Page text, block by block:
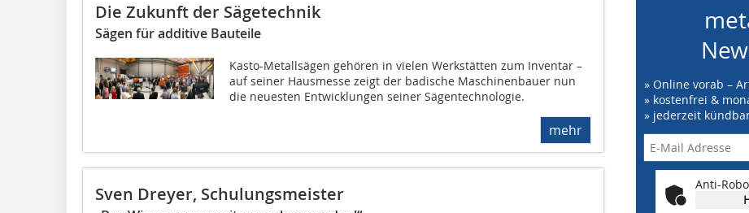
Die Zukunft der Sägetechnik
Sägen für additive Bauteile
Kasto-Metallsägen gehören in vielen Werkstätten zum Inventar –
auf seiner Hausmesse zeigt der badische Maschinenbauer nun
die neuesten Entwicklungen seiner Sägentechnologie.
mehr
Sven Dreyer, Schulungsmeister
» Online vorab –
» kostenfrei &
» jederzeit
Anti-